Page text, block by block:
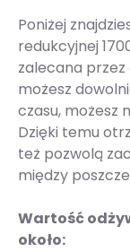
Poniżej
redukcyjnej
zalecana przez
możesz
czasu, możesz
Dzięki temu
też pozwolą
między
Wartość
około: